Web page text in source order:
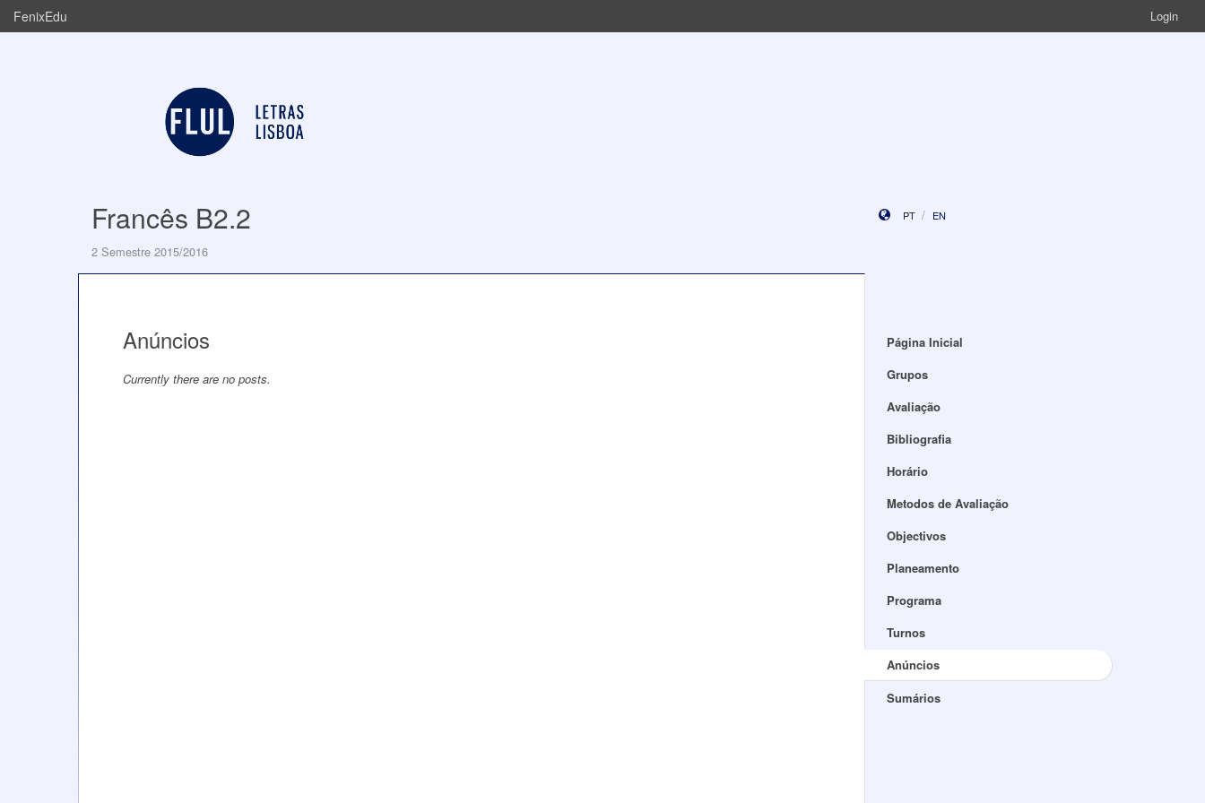
FenixEdu Login
Francês B2.2
2 Semestre 2015/2016
PT EN
Anúncios
Currently there are no posts.
Página Inicial
Grupos
Avaliação
Bibliografia
Horário
Metodos de Avaliação
Objectivos
Planeamento
Programa
Turnos
Anúncios
Sumários